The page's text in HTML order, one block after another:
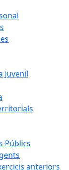
Juvenil
Públics
anteriors